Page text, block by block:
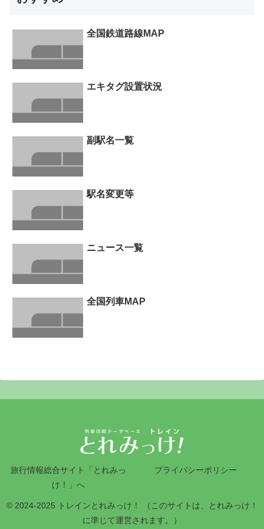
全国鉄道路線MAP
エキタグ設置状況
副駅名一覧
駅名変更等
ニュース一覧
全国列車MAP
旅行情報総合サイト「とれみっ
け！」へ
プライバシーポリシー
© 2024-2025 トレインとれみっけ！ （このサイトは、とれみっけ！
に準じて運営されます。）